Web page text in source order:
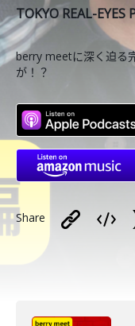
TOKYO REAL-
berry meetに深く迫る
が！？
Share